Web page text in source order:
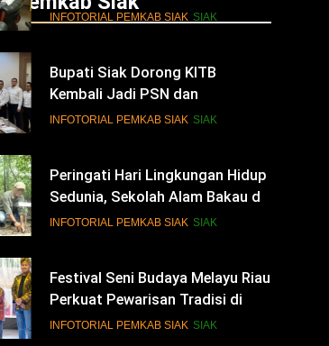
Revitalisasi Istana Kesultanan
INFOTORIAL PEMKAB SIAK SIAK
Peringati Hari Lingkungan Hidup
Sedunia, Sekolah Alam Bakau di
Siak Cetak Generasi Penjaga
INFOTORIAL PEMKAB SIAK SIAK
Festival Seni Budaya Melayu Riau
Perkuat Pewarisan Tradisi di
Negeri Istana
INFOTORIAL PEMKAB SIAK SIAK
Siak Konsisten Raih WTP ke-15
Kali Berturut, Bupati Afni
Tekankan Penguatan Tata Kelola
INFOTORIAL PEMKAB SIAK SIAK